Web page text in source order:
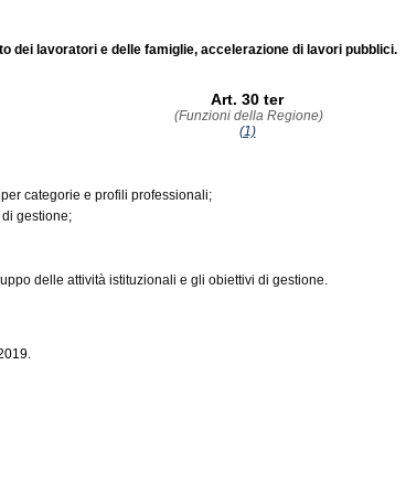
dei lavoratori e delle famiglie, accelerazione di lavori pubblici.
Art. 30 ter
(Funzioni della Regione)
(1)
categorie e profili professionali;
gestione;
delle attività istituzionali e gli obiettivi di gestione.